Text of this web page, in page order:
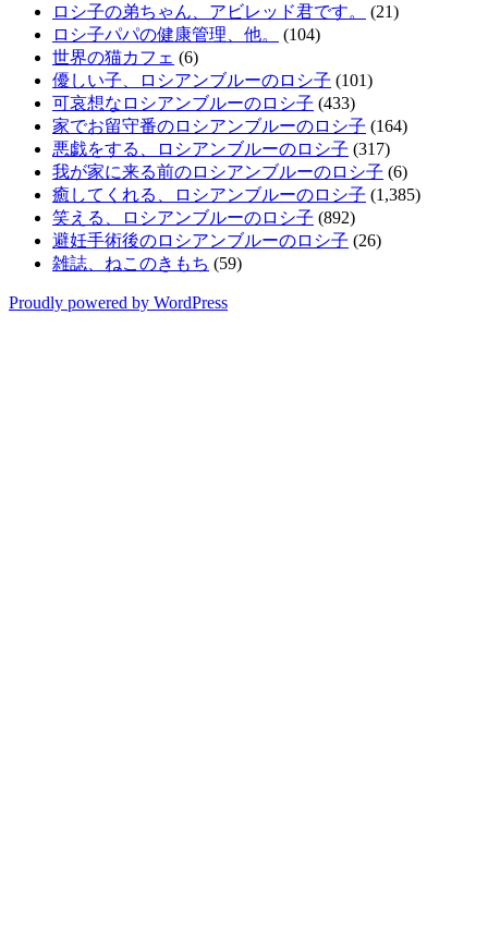
ロシ子の弟ちゃん、アビレッド君です。
(21)
ロシ子パパの健康管理、他。
(104)
世界の猫カフェ (6)
優しい子、ロシアンブルーのロシ子 (101)
可哀想なロシアンブルーのロシ子 (433)
家でお留守番のロシアンブルーのロシ子 (164)
悪戯をする、ロシアンブルーのロシ子 (317)
我が家に来る前のロシアンブルーのロシ子 (6)
癒してくれる、ロシアンブルーのロシ子 (1,385)
笑える、ロシアンブルーのロシ子 (892)
避妊手術後のロシアンブルーのロシ子 (26)
雑誌、ねこのきもち (59)
Proudly powered by WordPress